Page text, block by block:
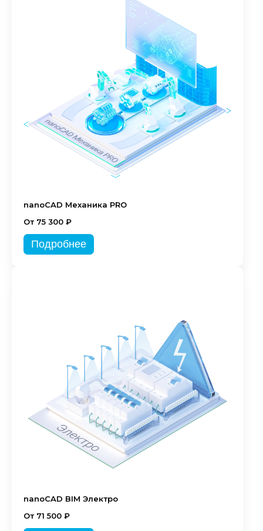
nanoCAD Механика PRO
От 75 300 ₽
Подробнее
nanoCAD BIM Электро
От 71 500 ₽